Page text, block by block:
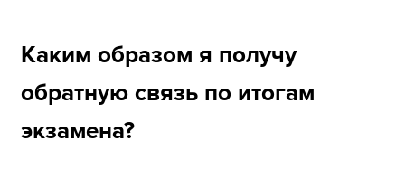
Каким образом я получу
обратную связь по итогам
экзамена?